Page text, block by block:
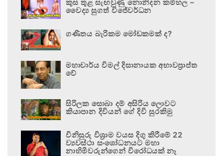
කුස තුළ සැඟවුණු නොනිදන කම්හල –
වෛද්‍ය සුගත් විජේවර්ධන
ගණිතය බැරිකම මෝඩකමක් ද?
මහාචාර්ය විමල් දිසානායක අභාවප්‍රාප්ත
වේ
සිරිලක සොබා දම් අසිරිය ලොවට
කියාපාන දිවියන් ගේ දිවි සුරකිමු
විනිසුරු විශ්‍රාම වයස දිගු කිරීමේ 22
ව්‍යවස්ථා සංශෝධනයට මහා
නාහිමිවරුන්ගෙන් විරෝධයක් නෑ